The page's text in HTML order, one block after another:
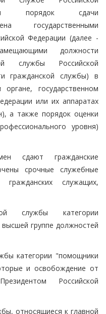
порядок сдачи
государственными
Федерации (далее -
должности
службы Российской
гражданской службы) в
государственном
или их аппаратах
а также порядок оценки
уровня)
сдают гражданские
срочные служебные
служащих,
службы категории
группе должностей
категории "помощники
и освобождение от
Российской
относящиеся к главной